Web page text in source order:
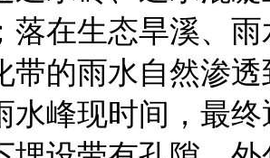
落在生态旱溪、
带的雨水自然渗
水峰现时间，最